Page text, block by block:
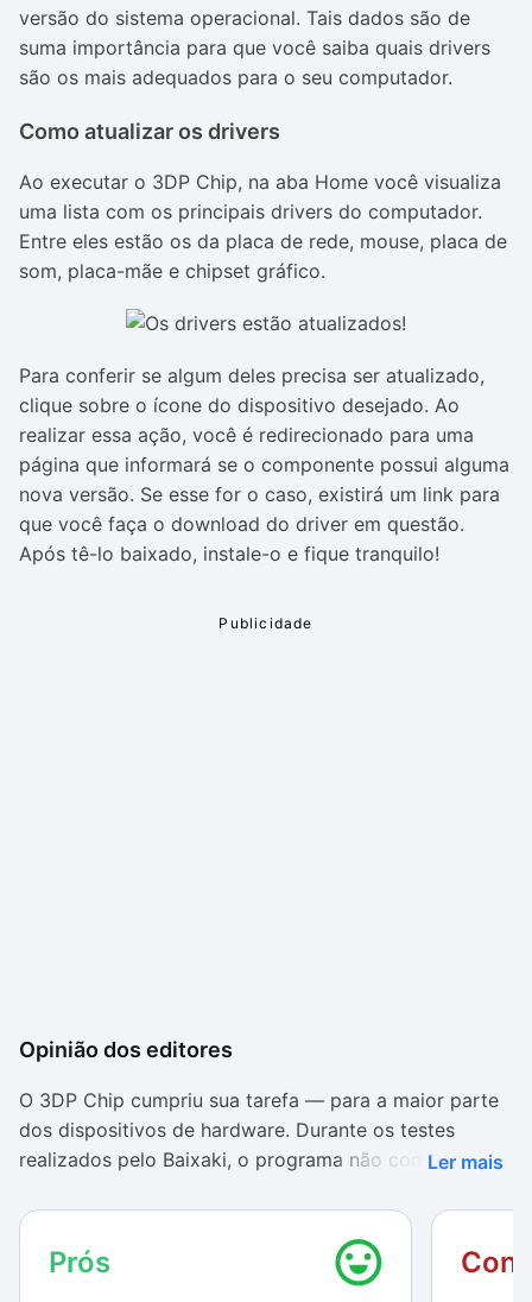
versão do sistema operacional. Tais dados são de
suma importância para que você saiba quais drivers
são os mais adequados para o seu computador.
Como atualizar os drivers
Ao executar o 3DP Chip, na aba Home você visualiza
uma lista com os principais drivers do computador.
Entre eles estão os da placa de rede, mouse, placa de
som, placa-mãe e chipset gráfico.
Para conferir se algum deles precisa ser atualizado,
clique sobre o ícone do dispositivo desejado. Ao
realizar essa ação, você é redirecionado para uma
página que informará se o componente possui alguma
nova versão. Se esse for o caso, existirá um link para
que você faça o download do driver em questão.
Após tê-lo baixado, instale-o e fique tranquilo!
Opinião dos editores
O 3DP Chip cumpriu sua tarefa — para a maior parte
dos dispositivos de hardware. Durante os testes
realizados pelo Baixaki, o programa não conseguiu
identificá-los.
Em todos os componentes que obtiveram sucesso, há
Ler mais
Prós